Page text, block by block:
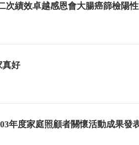
次績效卓越感恩會大腸癌篩檢陽
真好
年度家庭照顧者關懷活動成果發